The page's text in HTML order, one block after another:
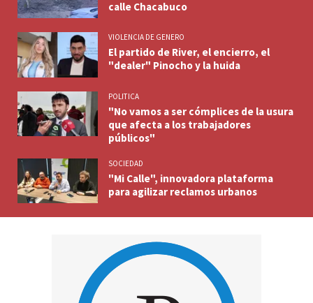
calle Chacabuco
VIOLENCIA DE GENERO
El partido de River, el encierro, el
"dealer" Pinocho y la huida
POLITICA
"No vamos a ser cómplices de la usura
que afecta a los trabajadores
públicos"
SOCIEDAD
"Mi Calle", innovadora plataforma
para agilizar reclamos urbanos